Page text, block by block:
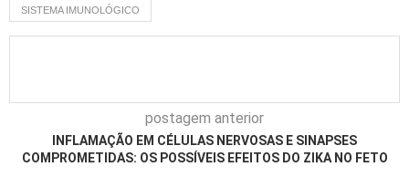
SISTEMA IMUNOLÓGICO
postagem anterior
INFLAMAÇÃO EM CÉLULAS NERVOSAS E SINAPSES
COMPROMETIDAS: OS POSSÍVEIS EFEITOS DO ZIKA NO FETO